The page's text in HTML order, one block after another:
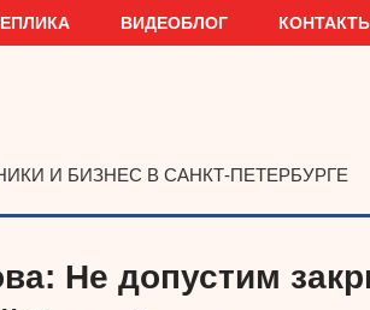
ВИДЕОБЛОГ
И БИЗНЕС В САНКТ-ПЕТЕРБУРГЕ
Не допустим